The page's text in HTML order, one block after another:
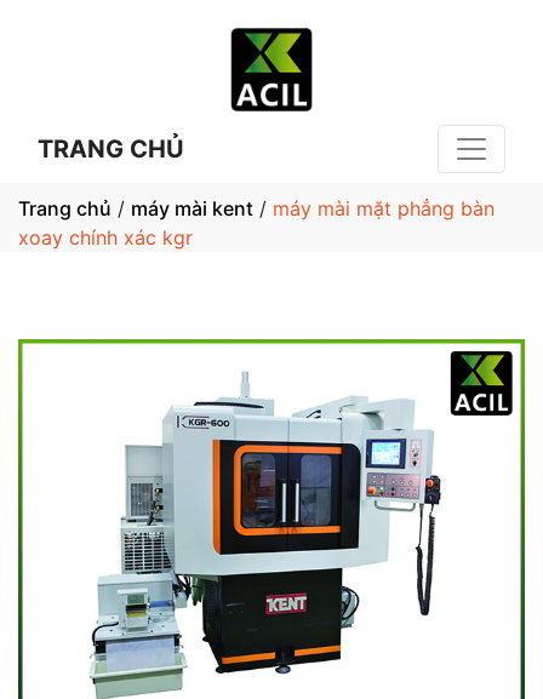
TRANG CHỦ
Trang chủ / máy mài kent / máy mài mặt phẳng bàn
xoay chính xác kgr